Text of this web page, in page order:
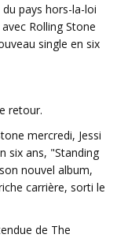
pays hors-la-loi
Rolling Stone
single en six
retour.
mercredi, Jessi
six ans, "Standing
nouvel album,
carrière, sorti le
de The